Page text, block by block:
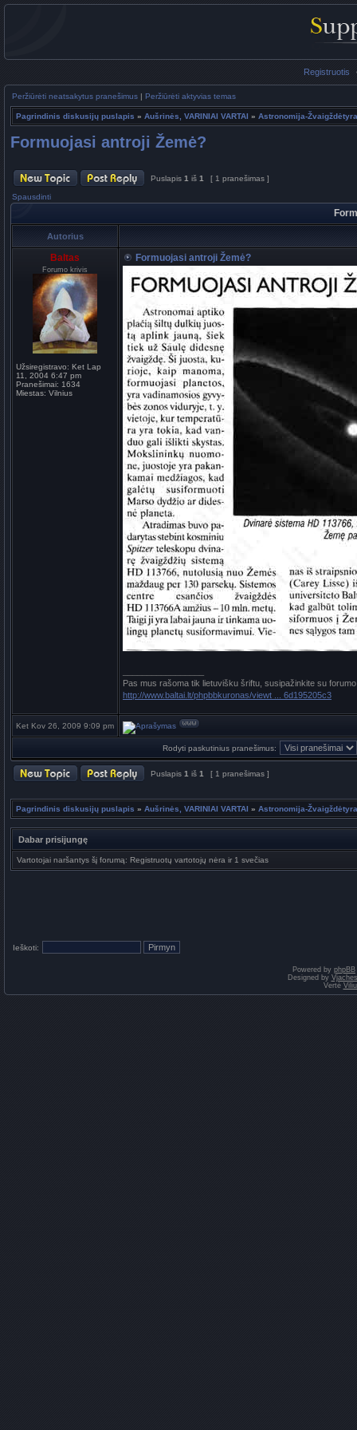
Registruotis
Peržiūrėti neatsakytus pranešimus | Peržiūrėti aktyvias temas
Pagrindinis diskusijų puslapis » Aušrinės, VARINIAI VARTAI » Astronomija-
Formuojasi antroji Žemė?
Puslapis 1 iš 1 [ 1 pranešimas ]
Spausdinti
Autorius
Baltas
Forumo krivis
Užsiregistravo: Ket Lap
11, 2004 6:47 pm
Pranešimai: 1634
Miestas: Vilnius
Formuojasi antroji Žemė?
Pas mus rašoma tik lietuvišku šriftu, susipažinkite su
http://www.baltai.lt/phpbbkuronas/viewt ... 6d195205c3
Ket Kov 26, 2009 9:09 pm
Rodyti paskutinius pranešimus:
Puslapis 1 iš 1 [ 1 pranešimas ]
Pagrindinis diskusijų puslapis » Aušrinės, VARINIAI VARTAI » Astronomija-
Dabar prisijungę
Vartotojai naršantys šį forumą: Registruotų vartotojų nėra ir 1 svečias
Ieškoti:
Powered by phpBB
Designed by
Vertė